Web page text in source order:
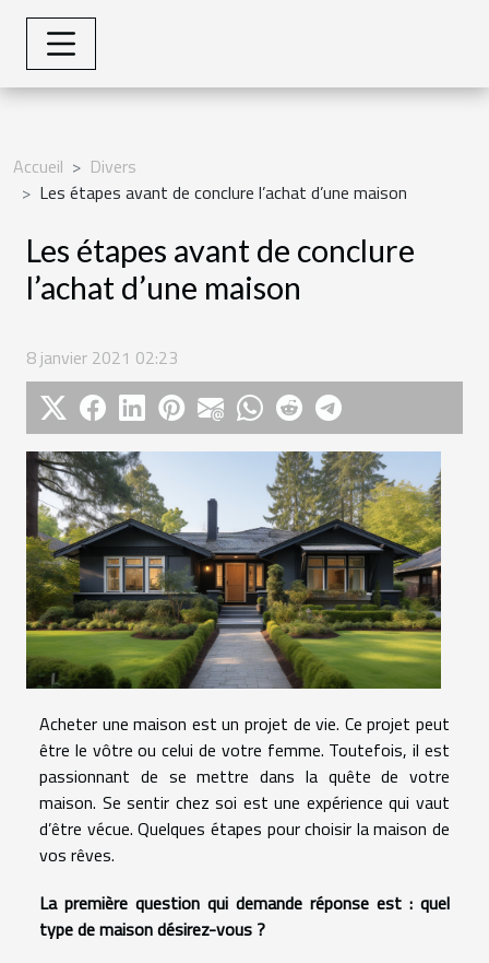
Accueil
Divers
Les étapes avant de conclure l’achat d’une maison
Les étapes avant de conclure
l’achat d’une maison
8 janvier 2021 02:23
Acheter une maison est un projet de vie. Ce projet peut
être le vôtre ou celui de votre femme. Toutefois, il est
passionnant de se mettre dans la quête de votre
maison. Se sentir chez soi est une expérience qui vaut
d’être vécue. Quelques étapes pour choisir la maison de
vos rêves.
La première question qui demande réponse est : quel
type de maison désirez-vous ?